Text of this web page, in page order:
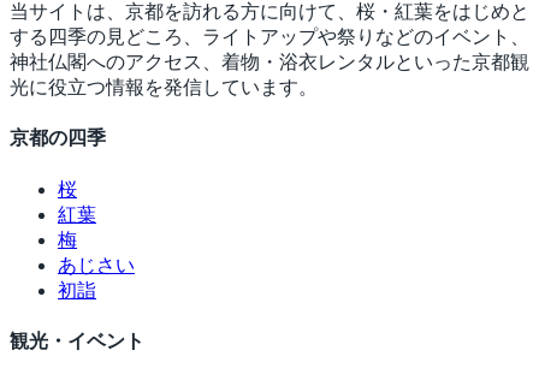
当サイトは、京都を訪れる方に向けて、桜・紅葉をはじめと
する四季の見どころ、ライトアップや祭りなどのイベント、
神社仏閣へのアクセス、着物・浴衣レンタルといった京都観
光に役立つ情報を発信しています。
京都の四季
桜
紅葉
梅
あじさい
初詣
観光・イベント